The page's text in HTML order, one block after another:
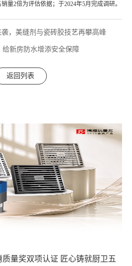
量2倍为评估依据；于2024年5月完成调研。
袭，美缝剂与瓷砖胶技艺再攀高峰
给新房防水增添安全保障
返回列表
质量奖双项认证 匠心铸就厨卫五